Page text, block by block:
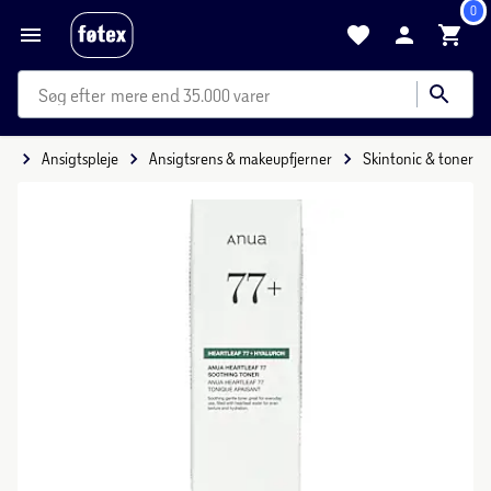
0
mere end 35.000 varer
Ansigtspleje Ansigtsrens & makeupfjerner Skintonic & toner